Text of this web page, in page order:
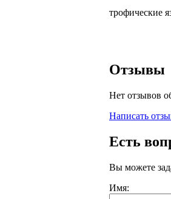
трофические
Отзывы
Нет отзывов
Написать
Есть
Вы можете
Имя: